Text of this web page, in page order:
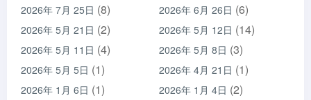
2026年 7月 25日 (8) 2026年 6月 26日 (6)
2026年 5月 21日 (2) 2026年 5月 12日 (14)
2026年 5月 11日 (4) 2026年 5月 8日 (3)
2026年 5月 5日 (1) 2026年 4月 21日 (1)
2026年 1月 6日 (1) 2026年 1月 4日 (2)